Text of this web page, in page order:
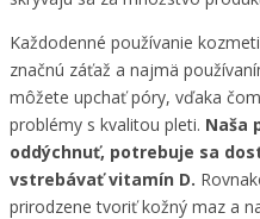
Každodenné používanie
značnú záťaž a najmä
môžete upchať póry, vďaka
problémy s kvalitou pleti. Naša
oddýchnuť, potrebuje sa
vstrebávať vitamín D.
prirodzene tvoriť kožný maz a